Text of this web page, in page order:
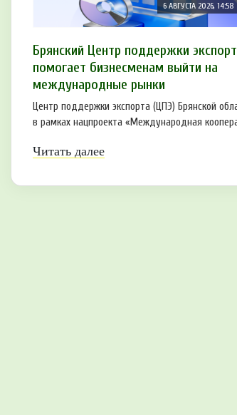
6 АВГУСТА 2026, 14:58
Брянский Центр поддержки
помогает бизнесменам выйти на
международные рынки
Центр поддержки экспорта (ЦПЭ) Брянской
в рамках нацпроекта «Международная
Читать далее